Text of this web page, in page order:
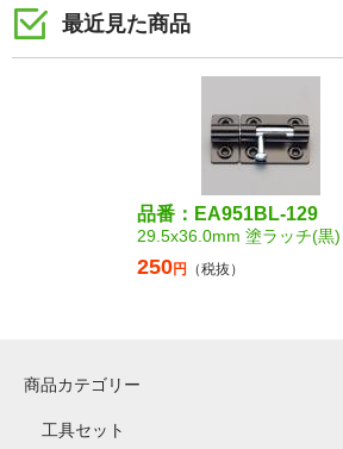
最近見た商品
品番：EA951BL-129
29.5x36.0mm 塗ラッチ(黒)
250円 （税抜）
商品カテゴリー
工具セット